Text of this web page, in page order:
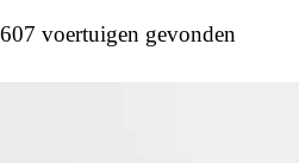
607 voertuigen gevonden